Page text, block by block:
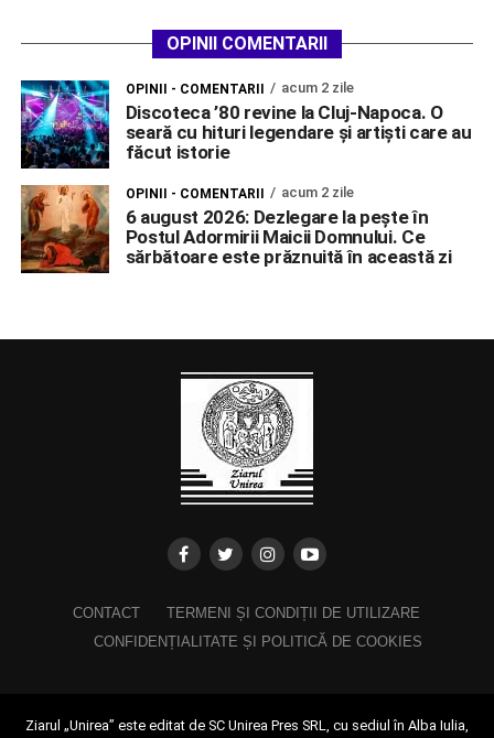
OPINII COMENTARII
OPINII - COMENTARII acum 2 zile
Discoteca ’80 revine la Cluj-Napoca. O
seară cu hituri legendare și artiști care au
făcut istorie
OPINII - COMENTARII acum 2 zile
6 august 2026: Dezlegare la pește în
Postul Adormirii Maicii Domnului. Ce
sărbătoare este prăznuită în această zi
CONTACT
TERMENI ȘI CONDIȚII DE UTILIZARE
CONFIDENȚIALITATE ȘI POLITICĂ DE COOKIES
Ziarul „Unirea” este editat de SC Unirea Pres SRL, cu sediul în Alba Iulia,